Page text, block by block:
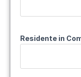
Residente in